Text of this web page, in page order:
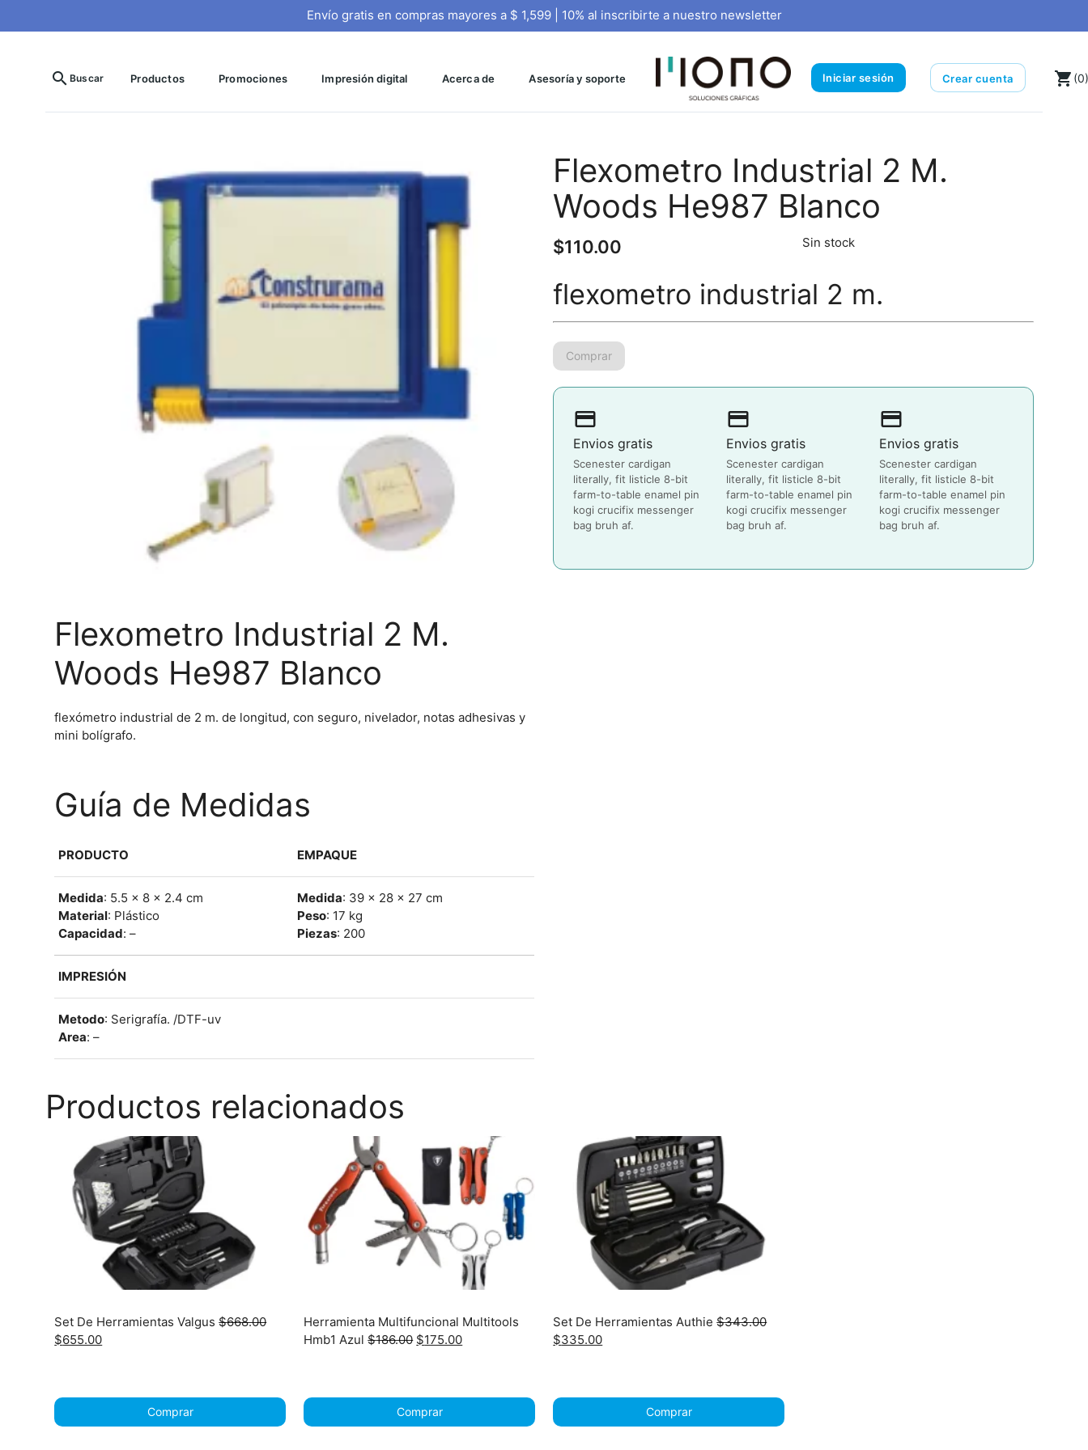
Envío gratis en compras mayores a $ 1,599 | 10% al inscribirte a nuestro newsletter
search Buscar Productos Promociones Impresión digital Acerca de Asesoría y soporte Iniciar sesión Crear cuenta local_grocery_store (0)
Flexometro Industrial 2 M.
Woods He987 Blanco
$110.00 Sin stock
flexometro industrial 2 m.
payment
Envios gratis
Scenester cardigan
literally, fit listicle 8-bit
farm-to-table enamel pin
kogi crucifix messenger
bag bruh af.
payment
Envios gratis
Scenester cardigan
literally, fit listicle 8-bit
farm-to-table enamel pin
kogi crucifix messenger
bag bruh af.
payment
Envios gratis
Scenester cardigan
literally, fit listicle 8-bit
farm-to-table enamel pin
kogi crucifix messenger
bag bruh af.
Flexometro Industrial 2 M.
Woods He987 Blanco
flexómetro industrial de 2 m. de longitud, con seguro, nivelador, notas adhesivas y
mini bolígrafo.
Guía de Medidas
PRODUCTO EMPAQUE
Medida: 5.5 x 8 x 2.4 cm
Material: Plástico
Capacidad: –
Medida: 39 x 28 x 27 cm
Peso: 17 kg
Piezas: 200
IMPRESIÓN
Metodo: Serigrafía. /DTF-uv
Area: –
Productos relacionados
Set De Herramientas Valgus$668.00
Original
$655.00Current
Comprar
Herramienta Multifuncional Multitools
Hmb1 Azul$186.00 Original
$175.00Current
Comprar
Set De Herramientas Authie$343.00
Original
$335.00Current
Comprar